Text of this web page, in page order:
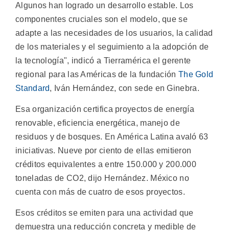
Algunos han logrado un desarrollo estable. Los
componentes cruciales son el modelo, que se
adapte a las necesidades de los usuarios, la calidad
de los materiales y el seguimiento a la adopción de
la tecnología", indicó a Tierramérica el gerente
regional para las Américas de la fundación The Gold
Standard, Iván Hernández, con sede en Ginebra.
Esa organización certifica proyectos de energía
renovable, eficiencia energética, manejo de
residuos y de bosques. En América Latina avaló 63
iniciativas. Nueve por ciento de ellas emitieron
créditos equivalentes a entre 150.000 y 200.000
toneladas de CO2, dijo Hernández. México no
cuenta con más de cuatro de esos proyectos.
Esos créditos se emiten para una actividad que
demuestra una reducción concreta y medible de